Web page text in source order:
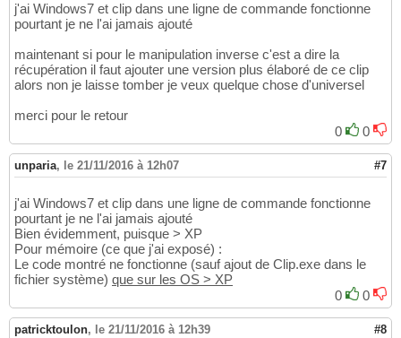
j'ai Windows7 et clip dans une ligne de commande fonctionne
pourtant je ne l'ai jamais ajouté
maintenant si pour le manipulation inverse c'est a dire la
récupération il faut ajouter une version plus élaboré de ce clip
alors non je laisse tomber je veux quelque chose d'universel
merci pour le retour
0
0
unparia, le 21/11/2016 à 12h07 #7
j'ai Windows7 et clip dans une ligne de commande fonctionne
pourtant je ne l'ai jamais ajouté
Bien évidemment, puisque > XP
Pour mémoire (ce que j'ai exposé) :
Le code montré ne fonctionne (sauf ajout de Clip.exe dans le
fichier système) que sur les OS > XP
0
0
patricktoulon, le 21/11/2016 à 12h39 #8